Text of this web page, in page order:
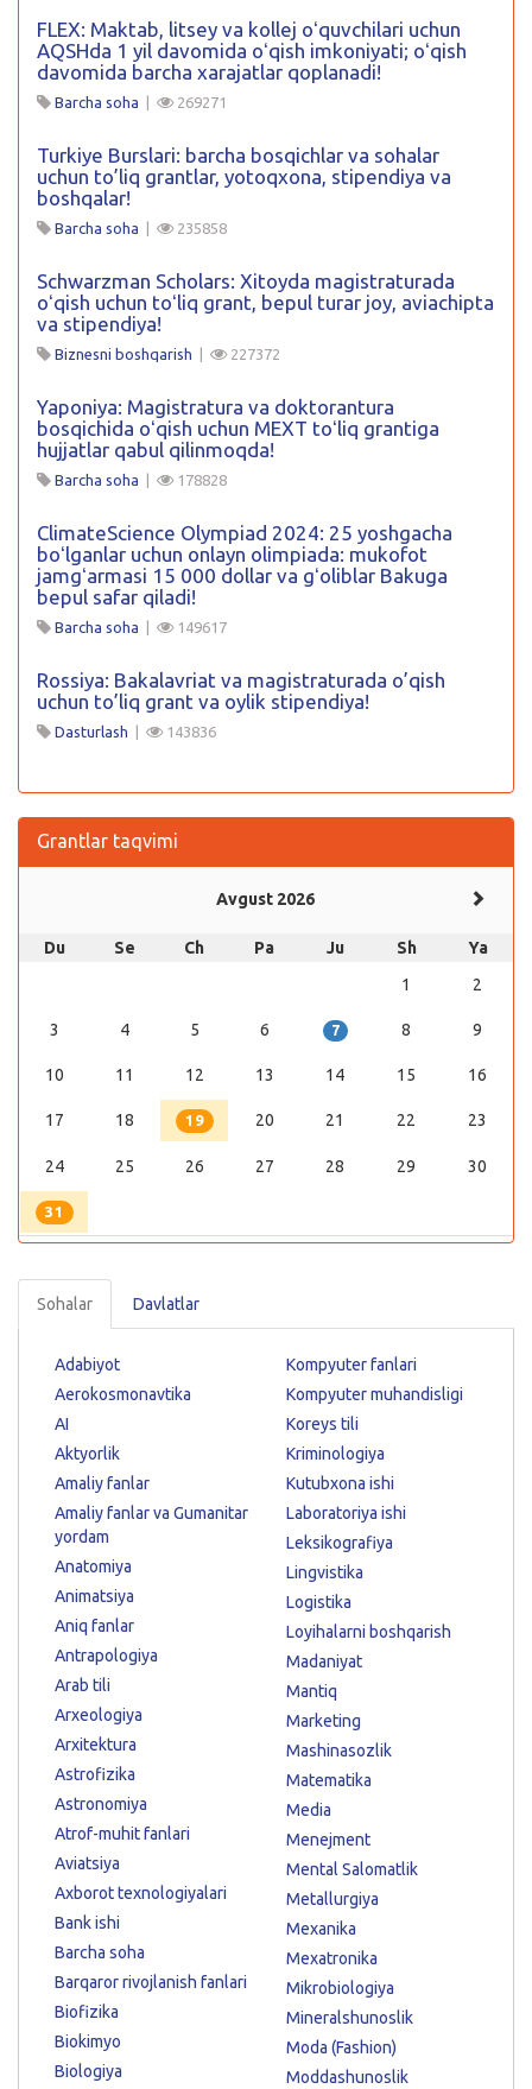
FLEX: Maktab, litsey va kollej oʻquvchilari uchun
AQSHda 1 yil davomida oʻqish imkoniyati; oʻqish
davomida barcha xarajatlar qoplanadi!
Barcha soha | 269271
Turkiye Burslari: barcha bosqichlar va sohalar
uchun to’liq grantlar, yotoqxona, stipendiya va
boshqalar!
Barcha soha | 235858
Schwarzman Scholars: Xitoyda magistraturada
oʻqish uchun toʻliq grant, bepul turar joy, aviachipta
va stipendiya!
Biznesni boshqarish | 227372
Yaponiya: Magistratura va doktorantura
bosqichida oʻqish uchun MEXT toʻliq grantiga
hujjatlar qabul qilinmoqda!
Barcha soha | 178828
ClimateScience Olympiad 2024: 25 yoshgacha
boʻlganlar uchun onlayn olimpiada: mukofot
jamgʻarmasi 15 000 dollar va gʻoliblar Bakuga
bepul safar qiladi!
Barcha soha | 149617
Rossiya: Bakalavriat va magistraturada o’qish
uchun to’liq grant va oylik stipendiya!
Dasturlash | 143836
Grantlar taqvimi
Avgust 2026
Du Se Ch Pa Ju Sh
Ya
1
2
3 4 5 6 7 8 9
10 11 12 13 14 15 16
17 18 19 20 21 22 23
24 25 26 27 28 29 30
31
Sohalar Davlatlar
Adabiyot
Aerokosmonavtika
AI
Aktyorlik
Amaliy fanlar
Amaliy fanlar va Gumanitar
yordam
Anatomiya
Animatsiya
Aniq fanlar
Antrapologiya
Arab tili
Arxeologiya
Arxitektura
Astrofizika
Astronomiya
Atrof-muhit fanlari
Aviatsiya
Axborot texnologiyalari
Bank ishi
Barcha soha
Barqaror rivojlanish fanlari
Biofizika
Biokimyo
Biologiya
Kompyuter fanlari
Kompyuter muhandisligi
Koreys tili
Kriminologiya
Kutubxona ishi
Laboratoriya ishi
Leksikografiya
Lingvistika
Logistika
Loyihalarni boshqarish
Madaniyat
Mantiq
Marketing
Mashinasozlik
Matematika
Media
Menejment
Mental Salomatlik
Metallurgiya
Mexanika
Mexatronika
Mikrobiologiya
Mineralshunoslik
Moda (Fashion)
Moddashunoslik